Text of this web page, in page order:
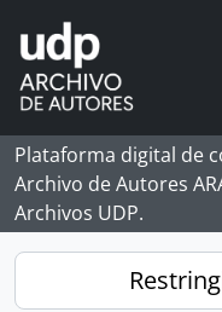
Skip to main content
Plataforma digital de
Archivo de Autores
Archivos UDP.